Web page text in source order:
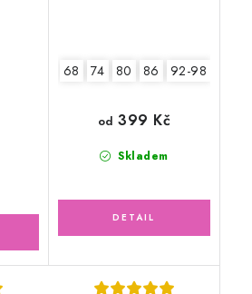
68 74 80 86 92-98
Skladem
od 399 Kč